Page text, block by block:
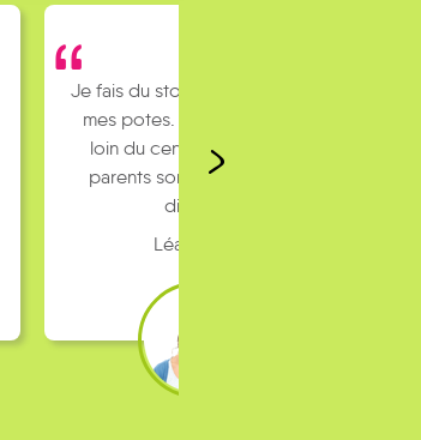
Je fais du stop pour rejoindre
mes potes. J’habite un peu
loin du centre ville et mes
parents sont pas toujours
dispo…
Léa 16 ans